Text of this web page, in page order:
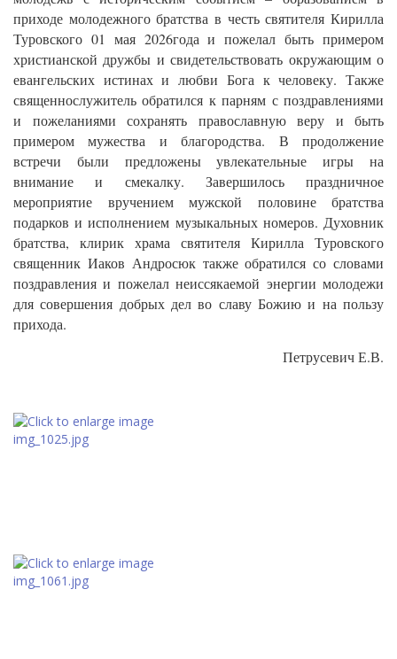
приходе молодежного братства в честь святителя Кирилла
Туровского 01 мая 2026года и пожелал быть примером
христианской дружбы и свидетельствовать окружающим о
евангельских истинах и любви Бога к человеку. Также
священнослужитель обратился к парням с поздравлениями
и пожеланиями сохранять православную веру и быть
примером мужества и благородства. В продолжение
встречи были предложены увлекательные игры на
внимание и смекалку. Завершилось праздничное
мероприятие вручением мужской половине братства
подарков и исполнением музыкальных номеров. Духовник
братства, клирик храма святителя Кирилла Туровского
священник Иаков Андросюк также обратился со словами
поздравления и пожелал неиссякаемой энергии молодежи
для совершения добрых дел во славу Божию и на пользу
прихода.
Петрусевич Е.В.